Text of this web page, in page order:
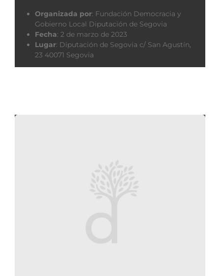
Organizada por: Fundación Democracia y
Gobierno Local Diputación de Segovia
Fecha: 2 de marzo de 2023
Lugar: Diputación de Segovia c/ San Agustín,
23 40071 Segovia